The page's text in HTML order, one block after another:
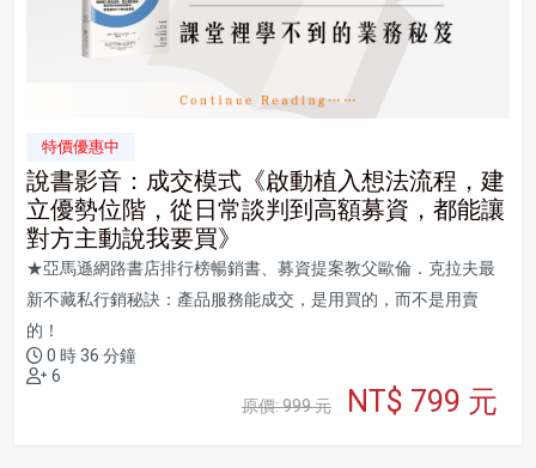
特價優惠中
說書影音：成交模式《啟動植入想法流程，建
立優勢位階，從日常談判到高額募資，都能讓
對方主動說我要買》
★亞馬遜網路書店排行榜暢銷書、募資提案教父歐倫．克拉夫最
新不藏私行銷秘訣：產品服務能成交，是用買的，而不是用賣
的！
0 時 36 分鐘
6
原價: 999 元
NT$ 799 元